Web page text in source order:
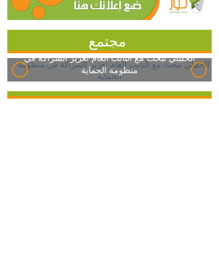
مجتمع
الخليلي تبحث مع النائب العام تعزيز الشراكة في
منظومة الحماية